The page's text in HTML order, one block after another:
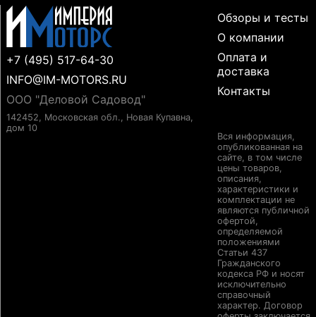
+7 (495) 517-64-30
INFO@IM-MOTORS.RU
ООО "Деловой Садовод"
142452, Московская обл., Новая Купавна,
дом 10
Обзоры и тесты
О компании
Оплата и
доставка
Контакты
Вся информация,
опубликованная на
сайте, в том числе
цены товаров,
описания,
характеристики и
комплектации не
являются публичной
офертой,
определяемой
положениями
Статьи 437
Гражданского
кодекса РФ и носят
исключительно
справочный
характер. Договор